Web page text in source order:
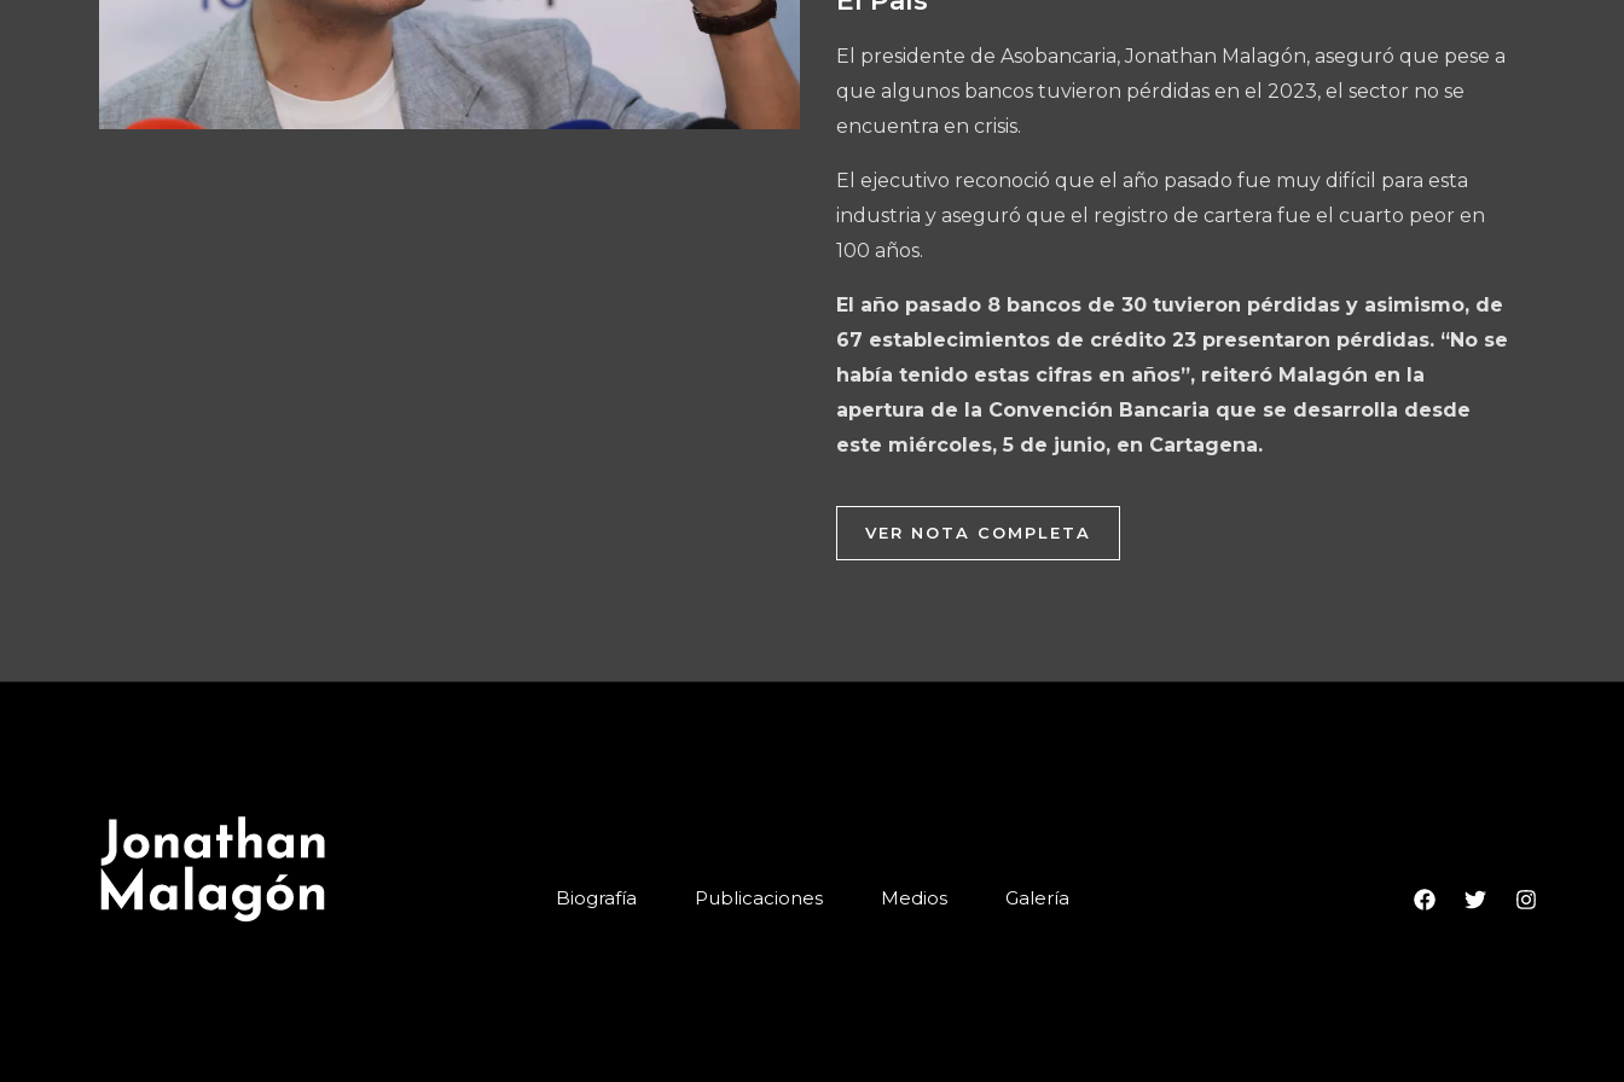
El presidente de Asobancaria, Jonathan Malagón, aseguró que pese a
que algunos bancos tuvieron pérdidas en el 2023, el sector no se
encuentra en crisis.
El ejecutivo reconoció que el año pasado fue muy difícil para esta
industria y aseguró que el registro de cartera fue el cuarto peor en
100 años.
El año pasado 8 bancos de 30 tuvieron pérdidas y asimismo, de
67 establecimientos de crédito 23 presentaron pérdidas. “No se
había tenido estas cifras en años”, reiteró Malagón en la
apertura de la Convención Bancaria que se desarrolla desde
este miércoles, 5 de junio, en Cartagena.
VER NOTA COMPLETA
Biografía Publicaciones Medios Galería